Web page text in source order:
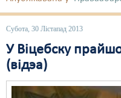
Субота, 30 Лістапад 2013
У Віцебску
(відэа)